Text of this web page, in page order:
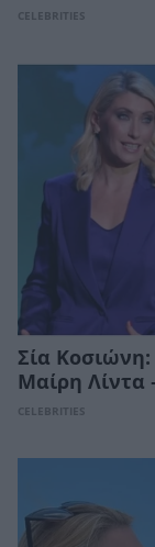
CELEBRITIES
Σία
Μαίρη Λίντα
CELEBRITIES